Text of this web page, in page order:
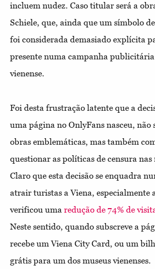
incluem nudez. Caso titular será a
Schiele, que, ainda que um símbolo
foi considerada demasiado explícita
presente numa campanha
vienense.
Foi desta frustração latente que a
uma página no OnlyFans nasceu, não
obras emblemáticas, mas também
questionar as políticas de censura nas
Claro que esta decisão se enquadra
atrair turistas a Viena, especialmente
verificou uma redução de 74% de
Neste sentido, quando subscreve a
recebe um Viena City Card, ou um
grátis para um dos museus vienenses.